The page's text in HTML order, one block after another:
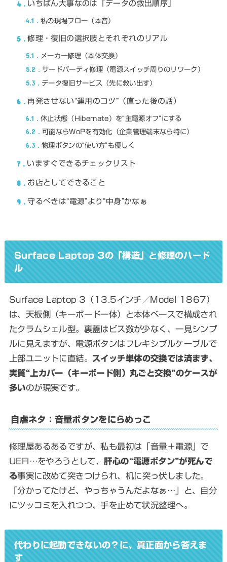
4 いちばん大事なのは「データの救出順序」
4.1 私の現場フロー（本音）
5 修理・復旧の選択肢とそれぞれのリアル
5.1 メーカー修理（本体交換）
5.2 サードパーティ修理（電源スイッチ周りのリワーク）
5.3 データ復旧サービス（先に救い出す）
6 再発させない“運用のコツ”（直った後の話）
6.1 休止状態（Hibernate）を“主電源オフ”にする
6.2 可能ならWoPを有効化（企業管理端末なら特に）
6.3 物理ボタンの“使い方”も優しく
7 いますぐできるチェックリスト
8 お店としてできること
9 守るべきは“電源”より“中身”かなぁ
Surface Laptop 3の「構造」と修理のハード
ル
Surface Laptop 3（13.5インチ／Model 1867）
は、天板側（キーボード一体）と本体ベースで構成され
たクラムシェル型。裏蓋はビス数が少なく、一見シンプ
ルに見えますが、電源ボタンはフレキシブルケーブルで
上部ユニットに直結。 スイッチ単体の交換では済まず、
実質“上カバー（キーボード側）丸ごと交換”のケースが
多いのが現実です。
自虐ネタ：音量ボタンをにらめっこ
修理屋あるあるですが、私も最初は「音量＋電源」で
UEFI…をやろうとして、
肝心の“電源ボタン”が死んで
る事実に改めて突きつけられ、机に突っ伏しました。
「分かってたけど、やっちゃうんだよなぁ…」と、自分
にツッコミを入れつつ、手を止めて状況整理へ。
代わりに起動できないの？に、真正面から答えま
す